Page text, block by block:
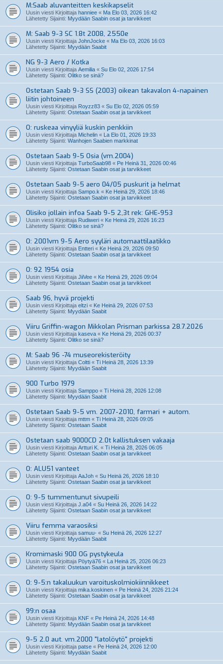
M:Saab aluvanteitten keskikapselit
Uusin viesti Kirjoittaja hanniee « Ma Elo 03, 2026 16:42
Lähetetty Sijainti: Myydään Saabin osat ja tarvikkeet
M: Saab 9-3 SC 1.8t 2008, 2550e
Uusin viesti Kirjoittaja JohnJocke « Ma Elo 03, 2026 16:03
Lähetetty Sijainti: Myydään Saabit
NG 9-3 Aero / Kotka
Uusin viesti Kirjoittaja Aemilia « Su Elo 02, 2026 17:54
Lähetetty Sijainti: Olitko se sinä?
Ostetaan Saab 9-3 SS (2003) oikean takavalon 4-napainen
liitin johtoineen
Uusin viesti Kirjoittaja Royzz83 « Su Elo 02, 2026 05:59
Lähetetty Sijainti: Ostetaan Saabin osat ja tarvikkeet
O: ruskeaa vinyyliä kuskin penkkiin
Uusin viesti Kirjoittaja Michelin « La Elo 01, 2026 19:33
Lähetetty Sijainti: Wanhojen Saabien markkinat
Ostetaan Saab 9-5 Osia (vm.2004)
Uusin viesti Kirjoittaja TurboSaab98 « Pe Heinä 31, 2026 00:46
Lähetetty Sijainti: Ostetaan Saabin osat ja tarvikkeet
Ostetaan Saab 9-5 aero 04/05 puskurit ja helmat
Uusin viesti Kirjoittaja Sampo.k « Ke Heinä 29, 2026 18:46
Lähetetty Sijainti: Ostetaan Saabin osat ja tarvikkeet
Olisiko jollain infoa Saab 9-5 2,3t rek: GHE-953
Uusin viesti Kirjoittaja Rudiweri « Ke Heinä 29, 2026 16:23
Lähetetty Sijainti: Olitko se sinä?
O: 2001vm 9-5 Aero syyläri automaattilaatikko
Uusin viesti Kirjoittaja Entteri « Ke Heinä 29, 2026 09:50
Lähetetty Sijainti: Ostetaan Saabin osat ja tarvikkeet
O: 92 1954 osia
Uusin viesti Kirjoittaja JiiVee « Ke Heinä 29, 2026 09:04
Lähetetty Sijainti: Ostetaan Saabin osat ja tarvikkeet
Saab 96, hyvä projekti
Uusin viesti Kirjoittaja eltzi « Ke Heinä 29, 2026 07:53
Lähetetty Sijainti: Myydään Saabit
Viiru Griffin-wagon Mikkolan Prisman parkissa 28.7.2026
Uusin viesti Kirjoittaja kaseva « Ke Heinä 29, 2026 00:37
Lähetetty Sijainti: Olitko se sinä?
M: Saab 96 -74 museorekisteröity
Uusin viesti Kirjoittaja Coltti « Ti Heinä 28, 2026 13:39
Lähetetty Sijainti: Myydään Saabit
900 Turbo 1979
Uusin viesti Kirjoittaja Samppo « Ti Heinä 28, 2026 12:08
Lähetetty Sijainti: Myydään Saabit
Ostetaan Saab 9-5 vm. 2007-2010, farmari + autom.
Uusin viesti Kirjoittaja mttm « Ti Heinä 28, 2026 09:05
Lähetetty Sijainti: Ostetaan Saabit
Ostetaan saab 9000CD 2.0t kallistuksen vakaaja
Uusin viesti Kirjoittaja Artturi K. « Ti Heinä 28, 2026 06:05
Lähetetty Sijainti: Ostetaan Saabin osat ja tarvikkeet
O: ALU51 vanteet
Uusin viesti Kirjoittaja AaJoh « Su Heinä 26, 2026 18:10
Lähetetty Sijainti: Ostetaan Saabin osat ja tarvikkeet
O: 9-5 tummentunut sivupeili
Uusin viesti Kirjoittaja J.a04 « Su Heinä 26, 2026 14:22
Lähetetty Sijainti: Ostetaan Saabin osat ja tarvikkeet
Viiru femma varaosiksi
Uusin viesti Kirjoittaja samuu- « Su Heinä 26, 2026 12:27
Lähetetty Sijainti: Myydään Saabit
Kromimaski 900 OG pystykeula
Uusin viesti Kirjoittaja Pöytyä76 « La Heinä 25, 2026 06:23
Lähetetty Sijainti: Ostetaan Saabin osat ja tarvikkeet
O: 9-5:n takaluukun varoituskolmiokiinnikkeet
Uusin viesti Kirjoittaja mika.koskinen « Pe Heinä 24, 2026 21:24
Lähetetty Sijainti: Ostetaan Saabin osat ja tarvikkeet
99:n osaa
Uusin viesti Kirjoittaja KNF « Pe Heinä 24, 2026 14:48
Lähetetty Sijainti: Myydään Saabin osat ja tarvikkeet
9-5 2.0 aut. vm.2000 "latolöytö" projekti
Uusin viesti Kirjoittaja patse « Pe Heinä 24, 2026 12:00
Lähetetty Sijainti: Myydään Saabit